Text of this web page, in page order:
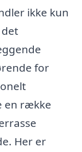
ikke kun
for
en række
Her er